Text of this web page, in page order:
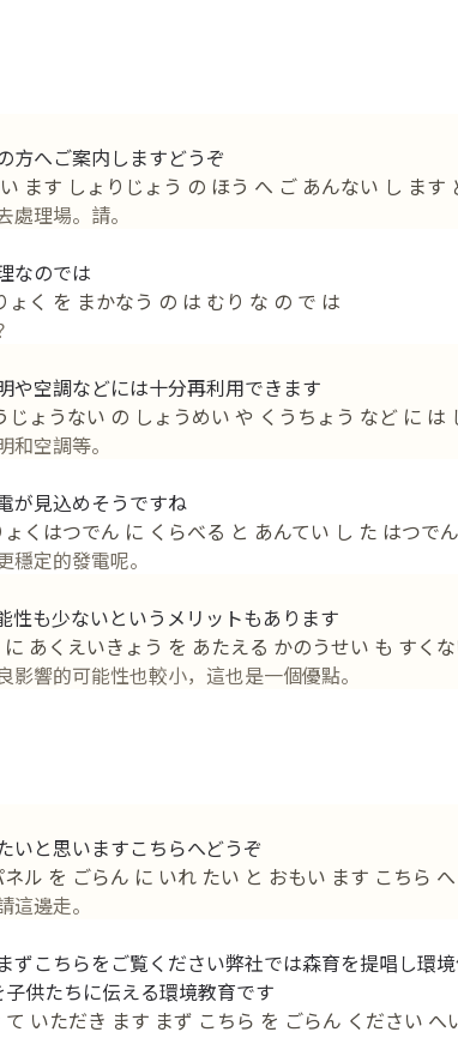
方へご案内しますどうぞ
ます しょりじょう の ほう へ ご あんない し ます
理場。請。
なのでは
く を まかなう の は むり な の で は
や空調などには十分再利用できます
ょうない の しょうめい や くうちょう など に は
空調等。
が見込めそうですね
くはつでん に くらべる と あんてい し た はつで
定的發電呢。
性も少ないというメリットもあります
あくえいきょう を あたえる かのうせい も すく
響的可能性也較小，這也是一個優點。
いと思いますこちらへどうぞ
ル を ごらん に いれ たい と おもい ます こちら
邊走。
こちらをご覧ください弊社では森育を提唱し環
供たちに伝える環境教育です
いただき ます まず こちら を ごらん ください